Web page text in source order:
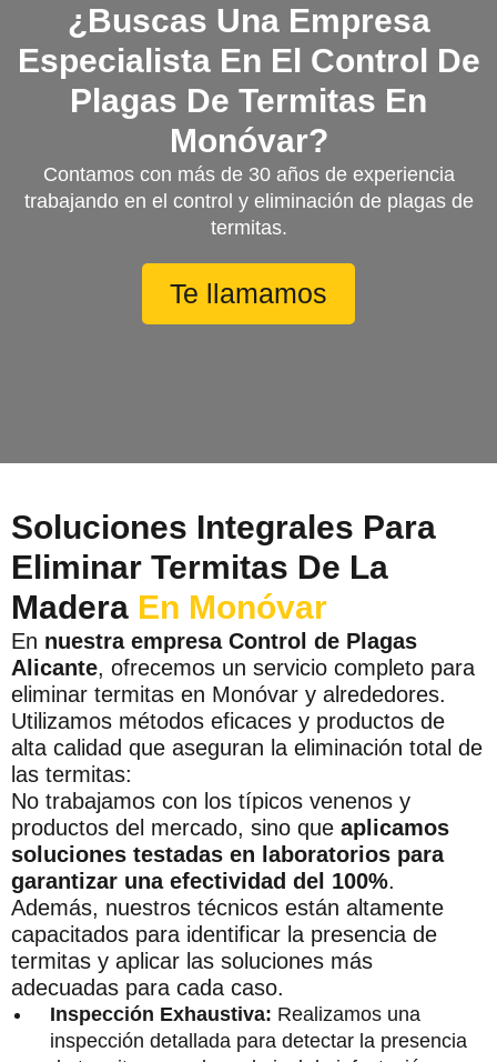
¿Buscas Una Empresa
Especialista En El Control De
Plagas De Termitas En
Monóvar?
Contamos con más de 30 años de experiencia
trabajando en el control y eliminación de plagas de
termitas.
Te llamamos
Soluciones Integrales Para
Eliminar Termitas De La
Madera En Monóvar
En nuestra empresa Control de Plagas
Alicante, ofrecemos un servicio completo para
eliminar termitas en Monóvar y alrededores.
Utilizamos métodos eficaces y productos de
alta calidad que aseguran la eliminación total de
las termitas:
No trabajamos con los típicos venenos y
productos del mercado, sino que aplicamos
soluciones testadas en laboratorios para
garantizar una efectividad del 100%.
Además, nuestros técnicos están altamente
capacitados para identificar la presencia de
termitas y aplicar las soluciones más
adecuadas para cada caso.
Inspección Exhaustiva: Realizamos una
inspección detallada para detectar la presencia